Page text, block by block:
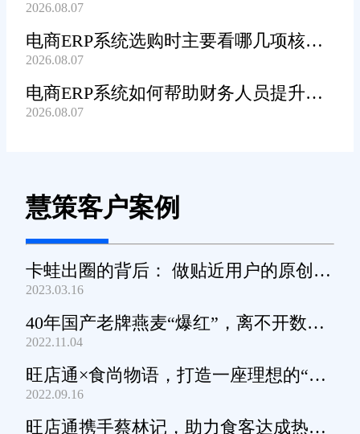
货位吗?
2026.08.07
电商ERP系统选购时主要看哪几项核心
功能?
2026.08.07
电商ERP系统如何帮助财务人员提升对
账工作效率?
2026.08.07
慧策客户案例
卡蛙出圈的背后： 做贴近用户的原创小
家电
2023.03.16
40年国产老牌燕麦“爆红”，离不开数字
化工具的支撑
2022.11.04
旺店通×食尚物语，打造一座理想的“零
食王国”
2022.09.16
旺店通携手蔡林记，助力食客达成热干